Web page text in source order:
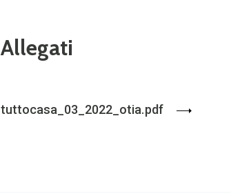
Allegati
tuttocasa_03_2022_otia.pdf